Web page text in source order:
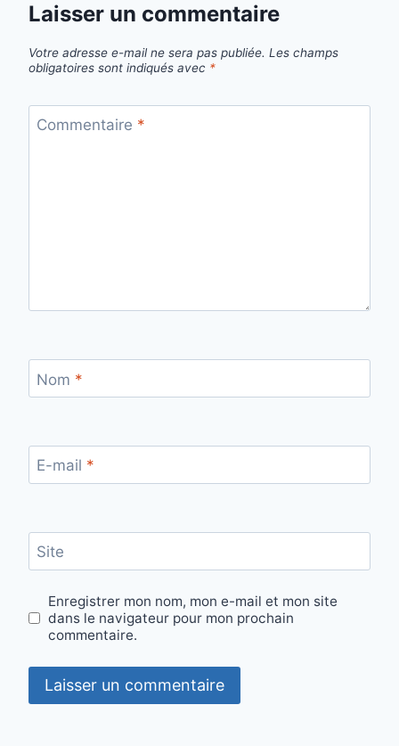
Laisser un commentaire
Votre adresse e-mail ne sera pas publiée. Les champs
obligatoires sont indiqués avec *
Commentaire *
Nom *
E-mail *
Site
Enregistrer mon nom, mon e-mail et mon site
dans le navigateur pour mon prochain
commentaire.